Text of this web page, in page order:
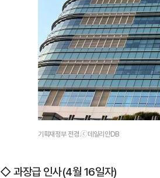
기획재정부 전경.ⓒ데일리안DB
◇ 과장급 인사(4월 16일자)